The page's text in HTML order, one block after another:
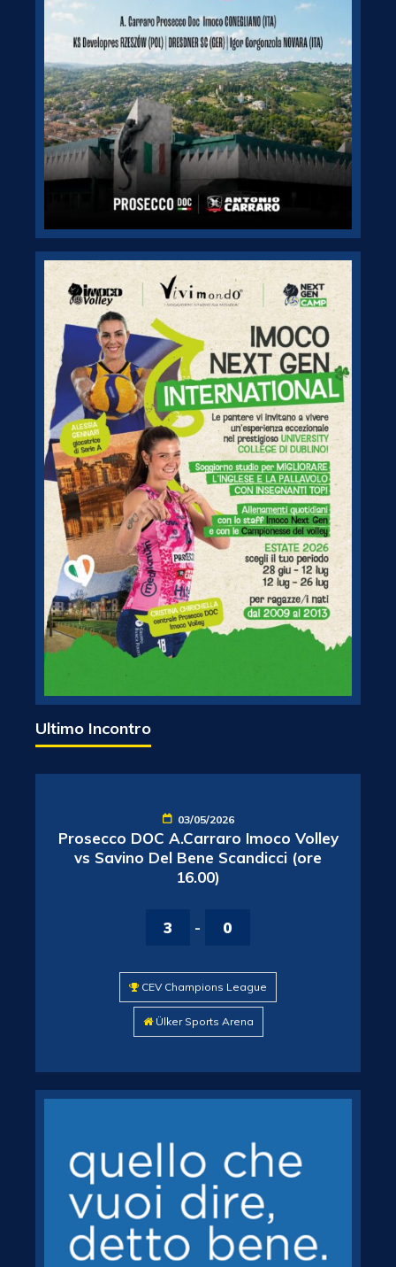
Ultimo Incontro
03/05/2026
Prosecco DOC A.Carraro Imoco Volley
vs Savino Del Bene Scandicci (ore
16.00)
3 - 0
CEV Champions League
Ülker Sports Arena